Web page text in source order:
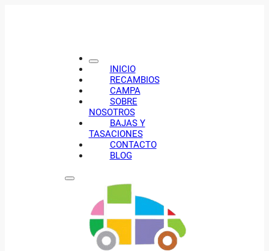
INICIO
RECAMBIOS
CAMPA
SOBRE
NOSOTROS
BAJAS Y
TASACIONES
CONTACTO
BLOG